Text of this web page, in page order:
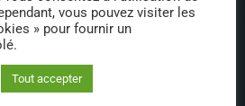
Remaoun – La
Rouge
vous pouvez visiter les
» pour fournir un
Tout accepter